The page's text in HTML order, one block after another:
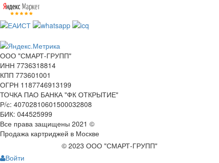
ООО "СМАРТ-ГРУПП"
ИНН 7736318814
КПП 773601001
ОГРН 1187746913199
ТОЧКА ПАО БАНКА "ФК ОТКРЫТИЕ"
Р/с: 40702810601500032808
БИК: 044525999
Все права защищены 2021 ©
Продажа картриджей в Москве
© 2023 ООО "СМАРТ-ГРУПП"
Войти